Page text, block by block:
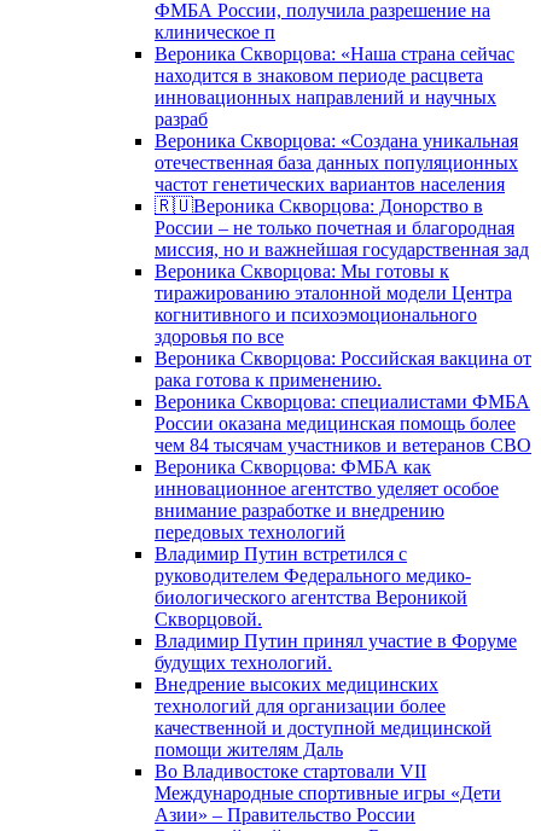
ФМБА России, получила разрешение на
клиническое п
Вероника Скворцова: «Наша страна сейчас
находится в знаковом периоде расцвета
инновационных направлений и научных
разраб
Вероника Скворцова: «Создана уникальная
отечественная база данных популяционных
частот генетических вариантов населения
🇷🇺Вероника Скворцова: Донорство в
России – не только почетная и благородная
миссия, но и важнейшая государственная зад
Вероника Скворцова: Мы готовы к
тиражированию эталонной модели Центра
когнитивного и психоэмоционального
здоровья по все
Вероника Скворцова: Российская вакцина от
рака готова к применению.
Вероника Скворцова: специалистами ФМБА
России оказана медицинская помощь более
чем 84 тысячам участников и ветеранов СВО
Вероника Скворцова: ФМБА как
инновационное агентство уделяет особое
внимание разработке и внедрению
передовых технологий
Владимир Путин встретился с
руководителем Федерального медико-
биологического агентства Вероникой
Скворцовой.
Владимир Путин принял участие в Форуме
будущих технологий.
Внедрение высоких медицинских
технологий для организации более
качественной и доступной медицинской
помощи жителям Даль
Во Владивостоке стартовали VII
Международные спортивные игры «Дети
Азии» – Правительство России